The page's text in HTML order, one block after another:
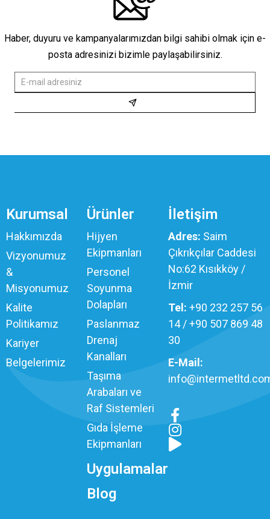
Haber, duyuru ve kampanyalarımızdan bilgi sahibi olmak için e-
posta adresinizi bizimle paylaşabilirsiniz.
Kurumsal
Hakkımızda
Vizyonumuz
&
Misyonumuz
Kalite
Politikamız
Kariyer
Belgelerimiz
Ürünler
Hijyen
Ekipmanları
Personel
Soyunma
Dolapları
Paslanmaz
Drenaj
Kanalları
Taşıma
Arabaları ve
Raf Sistemleri
Gıda İşleme
Ekipmanları
Uygulamalar
Blog
İletişim
Adres: Saim
Çıkrıkçılar Caddesi
No:62 Kısıkköy /
İzmir
Tel: +90 232 257 56
14 / +90 507 869 48
30
E-Mail: